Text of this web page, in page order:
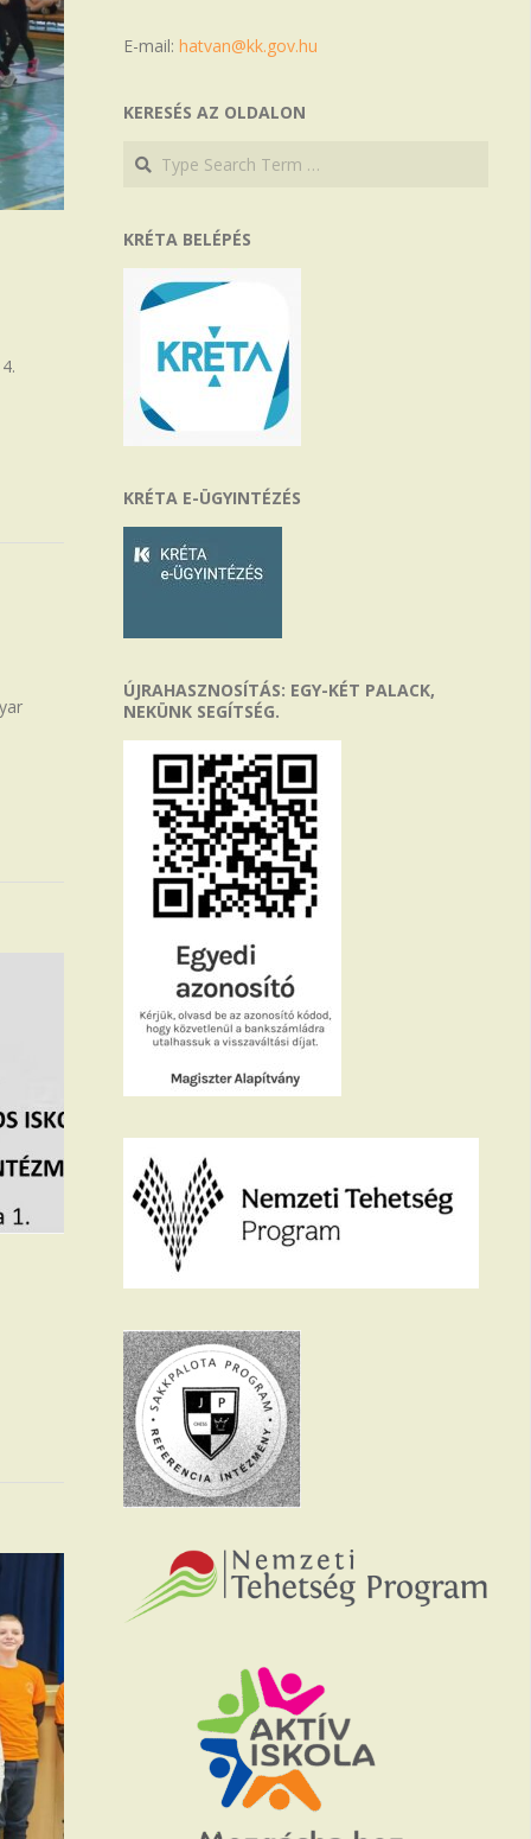
E-mail:hatvan@kk.gov.hu
KERESÉS AZ OLDALON
Search
Search
KRÉTA BELÉPÉS
KRÉTA E-ÜGYINTÉZÉS
ÚJRAHASZNOSÍTÁS: EGY-KÉT PALACK,
NEKÜNK SEGÍTSÉG.